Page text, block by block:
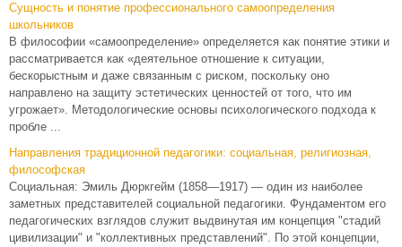
Сущность и понятие профессионального самоопределения
школьников
В философии «самоопределение» определяется как понятие этики и
рассматривается как «деятельное отношение к ситуации,
бескорыстным и даже связанным с риском, поскольку оно
направлено на защиту эстетических ценностей от того, что им
угрожает». Методологические основы психологического подхода к
пробле ...
Направления традиционной педагогики: социальная, религиозная,
философская
Социальная: Эмиль Дюркгейм (1858—1917) — один из наиболее
заметных представителей социальной педагогики. Фундаментом его
педагогических взглядов служит выдвинутая им концепция "стадий
цивилизации" и "коллективных представлений". По этой концепции,